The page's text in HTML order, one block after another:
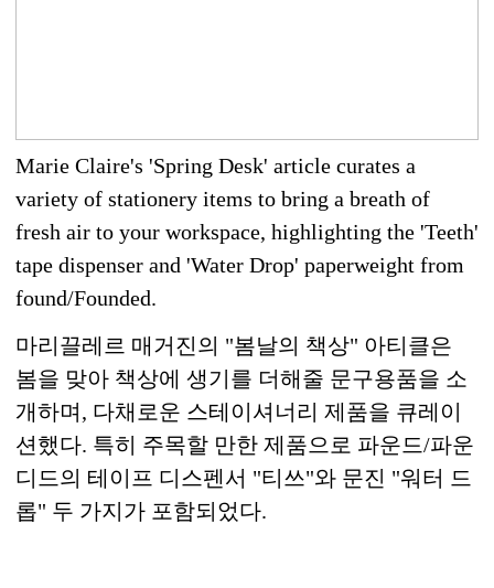
Marie Claire's 'Spring Desk' article curates a
variety of stationery items to bring a breath of
fresh air to your workspace, highlighting the 'Teeth'
tape dispenser and 'Water Drop' paperweight from
found/Founded.
마리끌레르 매거진의 "봄날의 책상" 아티클은
봄을 맞아 책상에 생기를 더해줄 문구용품을 소
개하며, 다채로운 스테이셔너리 제품을 큐레이
션했다. 특히 주목할 만한 제품으로 파운드/파운
디드의 테이프 디스펜서 "티쓰"와 문진 "워터 드
롭" 두 가지가 포함되었다.